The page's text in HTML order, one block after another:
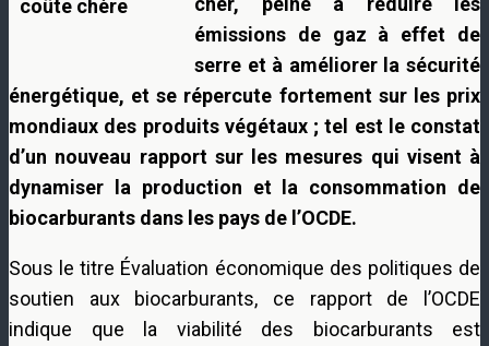
émissions de gaz à effet de
serre et à améliorer la sécurité
énergétique, et se répercute fortement sur les prix
mondiaux des produits végétaux ; tel est le constat
d’un nouveau rapport sur les mesures qui visent à
dynamiser la production et la consommation de
biocarburants dans les pays de l’OCDE.
Sous le titre Évaluation économique des politiques de
soutien aux biocarburants, ce rapport de l’OCDE
indique que la viabilité des biocarburants est